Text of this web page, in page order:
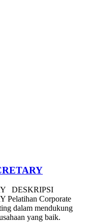
DESKRIPSI
Pelatihan Corporate
dalam mendukung
yang baik.